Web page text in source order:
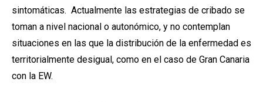
sintomáticas. Actualmente las estrategias de cribado se
toman a nivel nacional o autonómico, y no contemplan
situaciones en las que la distribución de la enfermedad es
territorialmente desigual, como en el caso de Gran Canaria
con la EW.